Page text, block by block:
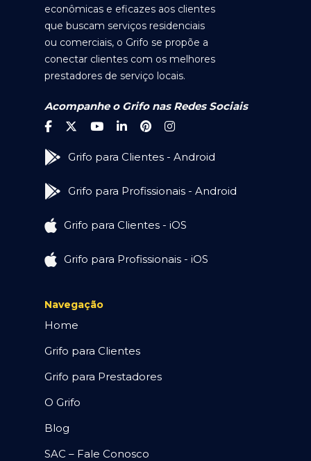
econômicas e eficazes aos clientes
que buscam serviços residenciais
ou comerciais, o Grifo se propõe a
conectar clientes com os melhores
prestadores de serviço locais.
Acompanhe o Grifo nas Redes Sociais
Grifo para Clientes - Android
Grifo para Profissionais - Android
Grifo para Clientes - iOS
Grifo para Profissionais - iOS
Navegação
Home
Grifo para Clientes
Grifo para Prestadores
O Grifo
Blog
SAC – Fale Conosco